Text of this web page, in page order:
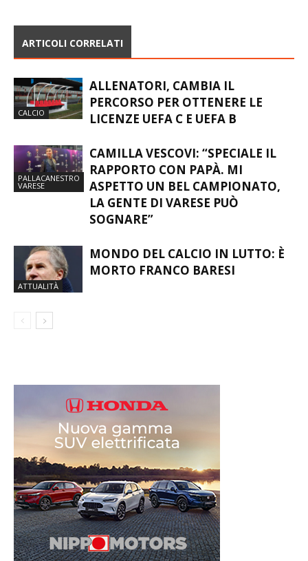
ARTICOLI CORRELATI
CALCIO
ALLENATORI, CAMBIA IL
PERCORSO PER OTTENERE LE
LICENZE UEFA C E UEFA B
PALLACANESTRO
VARESE
CAMILLA VESCOVI: “SPECIALE IL
RAPPORTO CON PAPÀ. MI
ASPETTO UN BEL CAMPIONATO,
LA GENTE DI VARESE PUÒ
SOGNARE”
ATTUALITÀ
MONDO DEL CALCIO IN LUTTO: È
MORTO FRANCO BARESI